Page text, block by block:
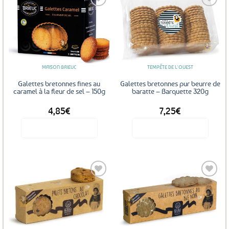
Ajouter
aux
favoris
MAISON BRIEUC
Galettes bretonnes fines au
caramel à la fleur de sel – 150g
4,85€
Ajouter
aux
favoris
TEMPÊTE DE L'OUEST
Galettes bretonnes pur beurre de
baratte – Barquette 320g
7,25€
Ajouter
aux
favoris
Ajouter
aux
favoris